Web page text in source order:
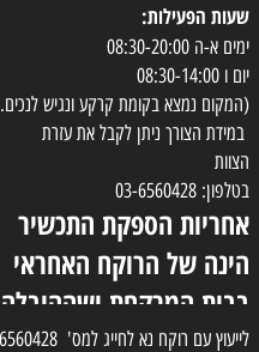
שעות הפעילות:
ימים א-ה 08:30-20:00
יום ו 08:30-14:00
(המקום נמצא בקומת קרקע ונגיש לנכים.
במידת הצורך ניתן לקבל את עזרת
הצוות
בטלפון: 03-6560428
אחריות הספקת התכשיר
הינה של הרוקח האחראי
בבית המרקחת ושההובלה
בפועל תעשה בעזרת